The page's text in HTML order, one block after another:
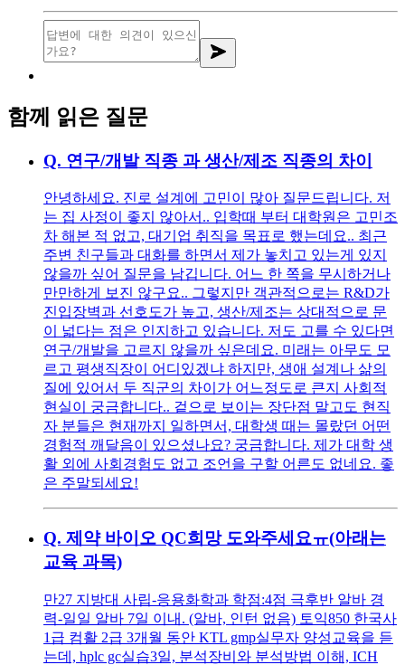
함께 읽은 질문
Q. 연구/개발 직종 과 생산/제조 직종의 차이
안녕하세요. 진로 설계에 고민이 많아 질문드립니다. 저
는 집 사정이 좋지 않아서.. 입학때 부터 대학원은 고민조
차 해본 적 없고, 대기업 취직을 목표로 했는데요.. 최근
주변 친구들과 대화를 하면서 제가 놓치고 있는게 있지
않을까 싶어 질문을 남깁니다. 어느 한 쪽을 무시하거나
만만하게 보진 않구요.. 그렇지만 객관적으로는 R&D가
진입장벽과 선호도가 높고, 생산/제조는 상대적으로 문
이 넓다는 점은 인지하고 있습니다. 저도 고를 수 있다면
연구/개발을 고르지 않을까 싶은데요. 미래는 아무도 모
르고 평생직장이 어디있겠냐 하지만, 생애 설계나 삶의
질에 있어서 두 직군의 차이가 어느정도로 큰지 사회적
현실이 궁금합니다.. 겉으로 보이는 장단점 말고도 현직
자 분들은 현재까지 일하면서, 대학생 때는 몰랐던 어떤
경험적 깨달음이 있으셨나요? 궁금합니다. 제가 대학 생
활 외에 사회경험도 없고 조언을 구할 어른도 없네요. 좋
은 주말되세요!
Q. 제약 바이오 QC희망 도와주세요ㅠ(아래는
교육 과목)
만27 지방대 사립-응용화학과 학점:4점 극후반 알바 경
력-일일 알바 7일 이내. (알바, 인턴 없음) 토익850 한국사
1급 컴활 2급 3개월 동안 KTL gmp실무자 양성교육을 듣
는데, hplc gc실습3일, 분석장비와 분석방법 이해, ICH